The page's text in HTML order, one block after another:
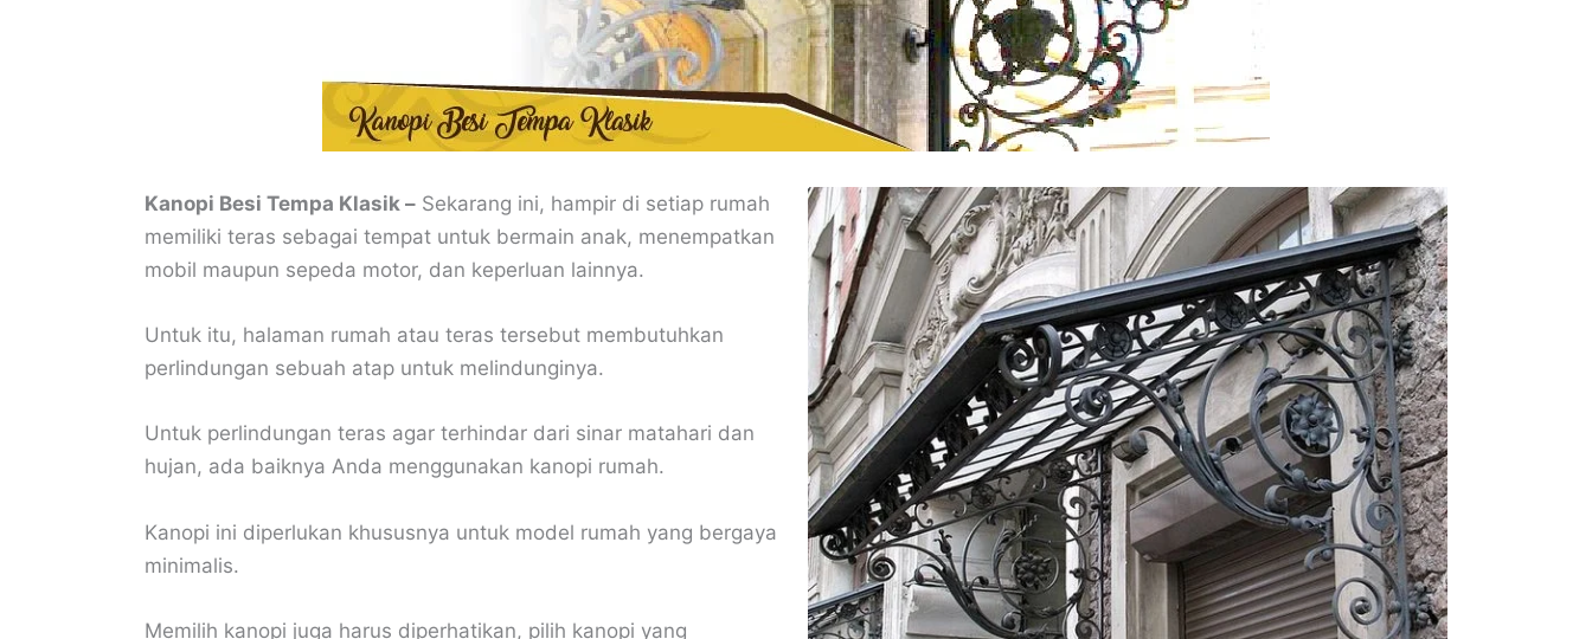
Kanopi Besi Tempa Klasik – Sekarang ini, hampir di setiap rumah
memiliki teras sebagai tempat untuk bermain anak, menempatkan
mobil maupun sepeda motor, dan keperluan lainnya.
Untuk itu, halaman rumah atau teras tersebut membutuhkan
perlindungan sebuah atap untuk melindunginya.
Untuk perlindungan teras agar terhindar dari sinar matahari dan
hujan, ada baiknya Anda menggunakan kanopi rumah.
Kanopi ini diperlukan khususnya untuk model rumah yang bergaya
minimalis.
Memilih kanopi juga harus diperhatikan, pilih kanopi yang